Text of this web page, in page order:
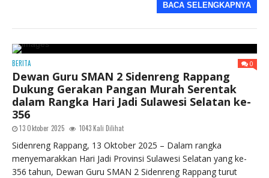
BACA SELENGKAPNYA
BERITA 0
Dewan Guru SMAN 2 Sidenreng Rappang
Dukung Gerakan Pangan Murah Serentak
dalam Rangka Hari Jadi Sulawesi Selatan ke-
356
13 Oktober 2025 1043 Kali Dilihat
Sidenreng Rappang, 13 Oktober 2025 – Dalam rangka
menyemarakkan Hari Jadi Provinsi Sulawesi Selatan yang ke-
356 tahun, Dewan Guru SMAN 2 Sidenreng Rappang turut